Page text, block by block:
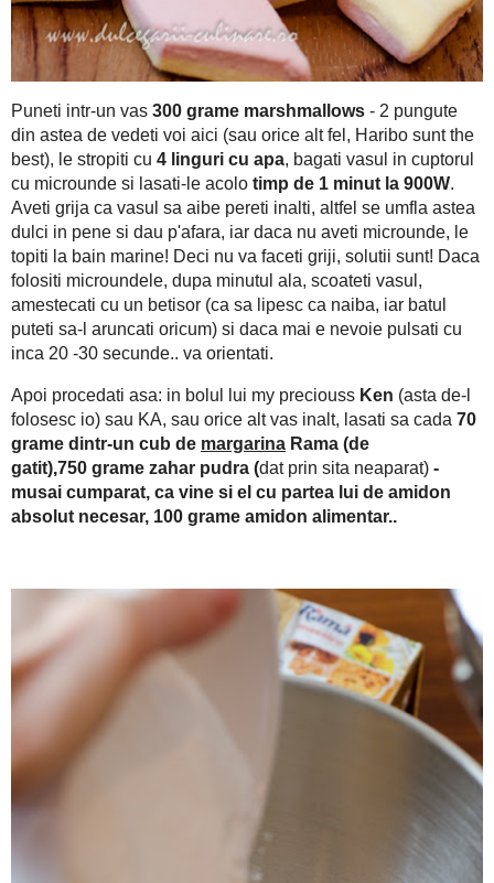
Puneti intr-un vas300 grame marshmallows- 2 pungute
fel, Haribo sunt the best), le stropiti cu4 linguri cu apa
lasati-le acolotimp de 1 minut la 900W. Aveti grija ca
astea dulci in pene si dau p'afara, iar daca nu aveti
faceti griji, solutii sunt! Daca folositi microundele, dupa
betisor (ca sa lipesc ca naiba, iar batul puteti sa-l aruncati
inca 20 -30 secunde.. va orientati.
Apoi procedati asa: in bolul lui my preciouss
inalt, lasati sa cada70 grame dintr-un cub de
zahar pudra (dat prin sita neaparat)- musai cumparat,
absolut necesar, 100 grame amidon alimentar..